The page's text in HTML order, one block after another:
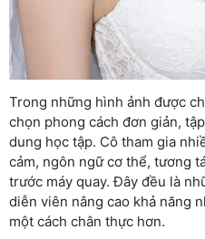
Trong những hình ảnh được
chọn phong cách đơn giản,
dung học tập. Cô tham gia
cảm, ngôn ngữ cơ thể, tương
trước máy quay. Đây đều là
diễn viên nâng cao khả năng
một cách chân thực hơn.